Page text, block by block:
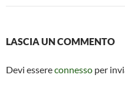
LASCIA UN COMMENTO
Devi essereconnesso per